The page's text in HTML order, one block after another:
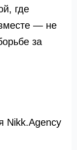
где
— не
за
Nikk.Agency